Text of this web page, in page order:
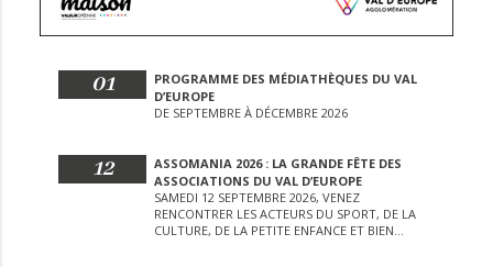
01
PROGRAMME DES MÉDIATHÈQUES DU VAL
D’EUROPE
DE SEPTEMBRE À DÉCEMBRE 2026
12
ASSOMANIA 2026 : LA GRANDE FÊTE DES
ASSOCIATIONS DU VAL D’EUROPE
SAMEDI 12 SEPTEMBRE 2026, VENEZ
RENCONTRER LES ACTEURS DU SPORT, DE LA
CULTURE, DE LA PETITE ENFANCE ET BIEN